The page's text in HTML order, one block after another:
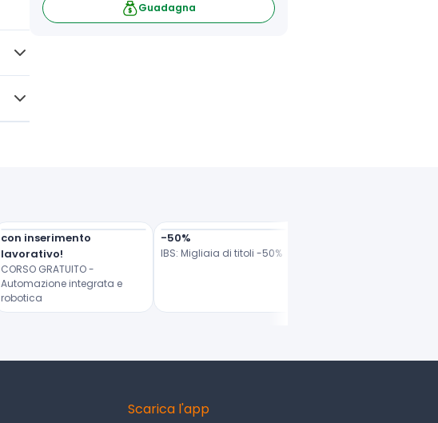
Guadagna
con inserimento
lavorativo!
CORSO GRATUITO -
Automazione integrata e
robotica
-50%
IBS: Migliaia di titoli -50%
Scarica l'app